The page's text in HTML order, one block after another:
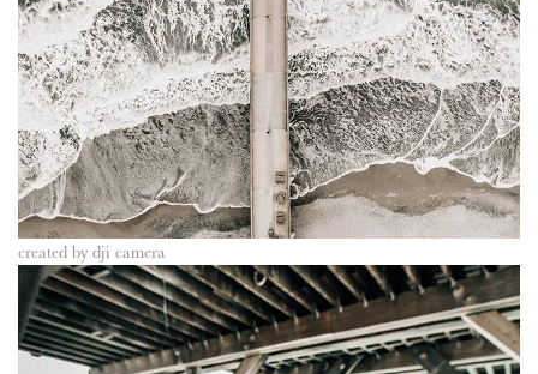
created by dji camera